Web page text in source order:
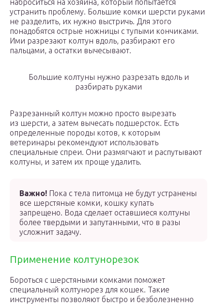
наброситься на хозяина, который попытается
устранить проблему. Большие комки шерсти руками
не разделить, их нужно выстричь. Для этого
понадобятся острые ножницы с тупыми кончиками.
Ими разрезают колтун вдоль, разбирают его
пальцами, а остатки вычесывают.
Большие колтуны нужно разрезать вдоль и
разбирать руками
Разрезанный колтун можно просто вырезать
из шерсти, а затем вычесать подшерсток. Есть
определенные породы котов, к которым
ветеринары рекомендуют использовать
специальные спреи. Они размягчают и распутывают
колтуны, и затем их проще удалить.
Важно! Пока с тела питомца не будут устранены
все шерстяные комки, кошку купать
запрещено. Вода сделает оставшиеся колтуны
более твердыми и запутанными, что в разы
усложнит задачу.
Применение колтунорезок
Бороться с шерстяными комками поможет
специальный колтунорез для кошек. Такие
инструменты позволяют быстро и безболезненно